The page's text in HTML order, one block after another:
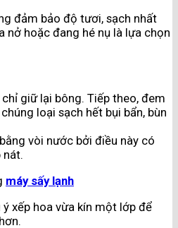
đảm bảo độ tươi, sạch nhất
nở hoặc đang hé nụ là lựa chọn
giữ lại bông. Tiếp theo, đem
loại sạch hết bụi bẩn, bùn
vòi nước bởi điều này có
nát.
máy sấy lạnh
ý xếp hoa vừa kín một lớp để